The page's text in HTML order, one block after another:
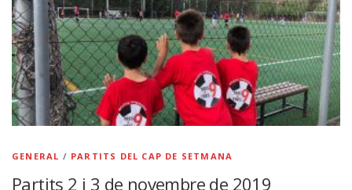
GENERAL / PARTITS DEL CAP DE SETMANA
Partits 2 i 3 de novembre de 2019